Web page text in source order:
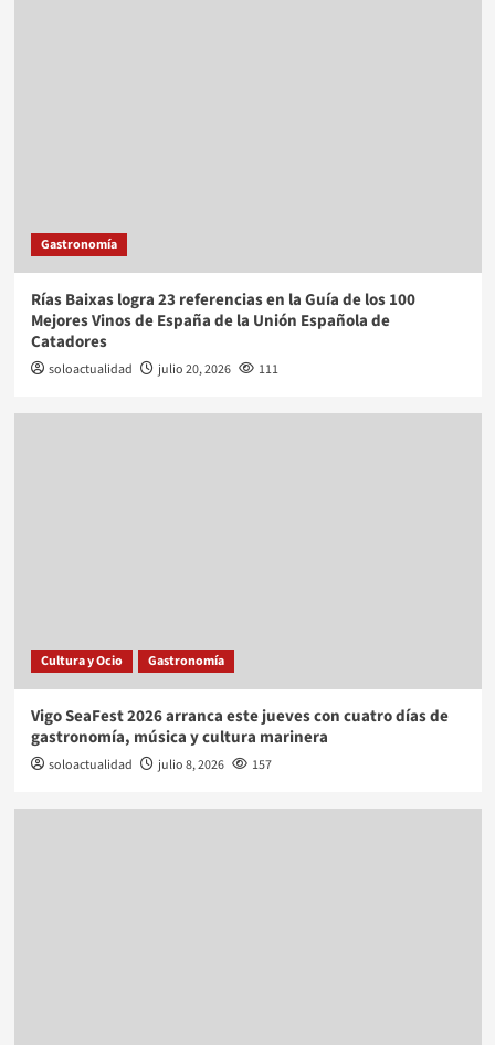
Gastronomía
Rías Baixas logra 23 referencias en la Guía de los 100
Mejores Vinos de España de la Unión Española de
Catadores
soloactualidad julio 20, 2026 111
Cultura y Ocio Gastronomía
Vigo SeaFest 2026 arranca este jueves con cuatro días de
gastronomía, música y cultura marinera
soloactualidad julio 8, 2026 157